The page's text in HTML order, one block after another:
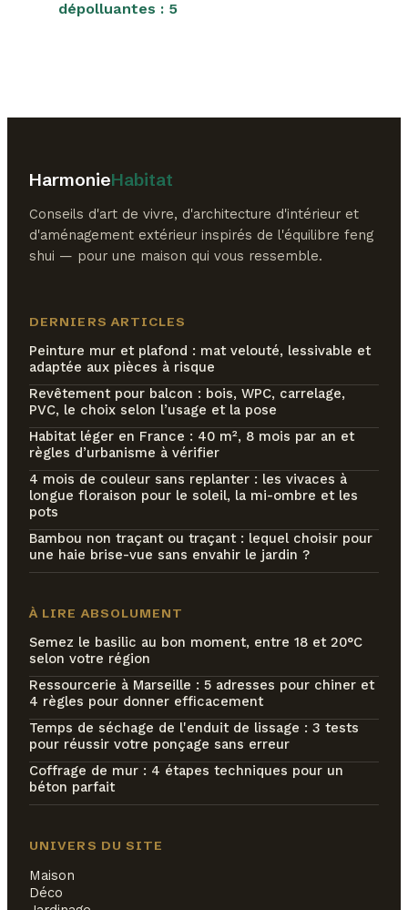
dépolluantes : 5
HarmonieHabitat
Conseils d'art de vivre, d'architecture d'intérieur et
d'aménagement extérieur inspirés de l'équilibre feng
shui — pour une maison qui vous ressemble.
DERNIERS ARTICLES
Peinture mur et plafond : mat velouté, lessivable et
adaptée aux pièces à risque
Revêtement pour balcon : bois, WPC, carrelage,
PVC, le choix selon l’usage et la pose
Habitat léger en France : 40 m², 8 mois par an et
règles d’urbanisme à vérifier
4 mois de couleur sans replanter : les vivaces à
longue floraison pour le soleil, la mi-ombre et les
pots
Bambou non traçant ou traçant : lequel choisir pour
une haie brise-vue sans envahir le jardin ?
À LIRE ABSOLUMENT
Semez le basilic au bon moment, entre 18 et 20°C
selon votre région
Ressourcerie à Marseille : 5 adresses pour chiner et
4 règles pour donner efficacement
Temps de séchage de l'enduit de lissage : 3 tests
pour réussir votre ponçage sans erreur
Coffrage de mur : 4 étapes techniques pour un
béton parfait
UNIVERS DU SITE
Maison
Déco